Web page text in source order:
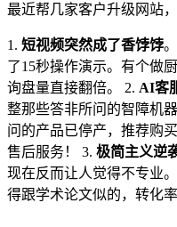
最近帮几家客户升级网站
1. 短视频突然成了香饽饽
了15秒操作演示。有个做
询盘量直接翻倍。 2. AI客
整那些答非所问的智障机
问的产品已停产，推荐购
售后服务！ 3. 极简主义逆
现在反而让人觉得不专业
得跟学术论文似的，转化率